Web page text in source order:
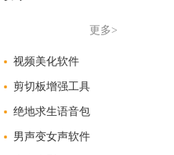
更多>
视频美化软件
剪切板增强工具
绝地求生语音包
男声变女声软件